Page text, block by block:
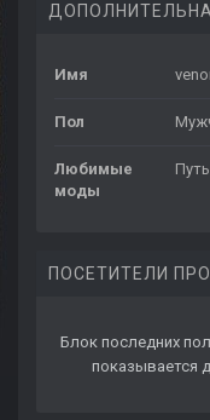
Имя
Пол
Любимые
моды
ПОСЕТИТЕЛИ
Блок последних
показывается